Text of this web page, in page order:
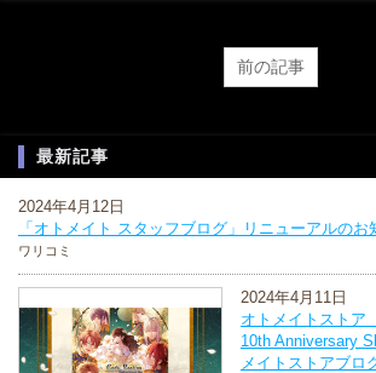
前の記事
最新記事
2024年4月12日
「オトメイト スタッフブログ」リニューアルのお
ワリコミ
2024年4月11日
オトメイトストア
10th Anniversary
メイトストアブロ